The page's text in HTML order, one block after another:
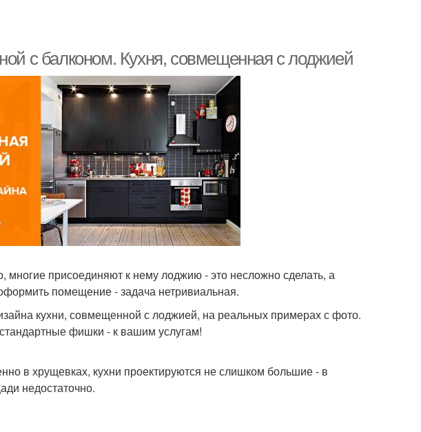
с балконом. Кухня, совмещенная с лоджией
многие присоединяют к нему лоджию - это несложно сделать, а
помещение - задача нетривиальная.
кухни, совмещенной с лоджией, на реальных примерах с фото.
фишки - к вашим услугам!
в хрущевках, кухни проектируются не слишком большие - в
недостаточно.